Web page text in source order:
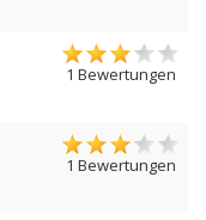
1 Bewertungen
1 Bewertungen